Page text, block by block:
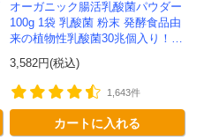
オーガニック腸活乳酸菌パウダー
100g 1袋 乳酸菌 粉末 発酵食品由
来の植物性乳酸菌30兆個入り！有
機JAS認定 -かわしま屋- 【送料無
料】 *メ...
3,582円(税込)
1,643件
カートに入れる